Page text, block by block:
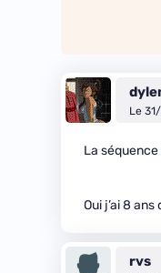
Le
La
Oui j’ai 8
rvs